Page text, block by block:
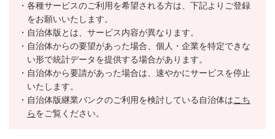
各種サービスのご利用を希望される方は、下記よりご登録
をお願いいたします。
自治体版とは、サービス内容が異なります。
自治体からの要望があった場合、個人・企業を特定できな
い形で統計データを提供する場合があります。
自治体から要請があった場合は、速やかにサービスを停止
いたします。
自治体版継業バンクのご利用を検討している自治体はこち
らをご覧ください。